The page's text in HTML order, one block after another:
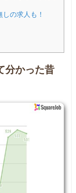
の求人も！
分かった昔